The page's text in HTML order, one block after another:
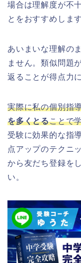
場合は理解度が不
とをおすすめします
あいまいな理解の
ません。類似問題
返ることが得点力
実際に私の個別指
を多くとることで
受験に効果的な指
点アップのテクニ
から友だち登録を
い。